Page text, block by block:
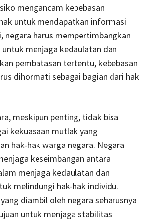
mengancam kebebasan
untuk mendapatkan informasi
negara harus mempertimbangkan
untuk menjaga kedaulatan dan
pembatasan tertentu, kebebasan
dihormati sebagai bagian dari hak
meskipun penting, tidak bisa
kekuasaan mutlak yang
hak-hak warga negara. Negara
keseimbangan antara
menjaga kedaulatan dan
melindungi hak-hak individu.
diambil oleh negara seharusnya
untuk menjaga stabilitas